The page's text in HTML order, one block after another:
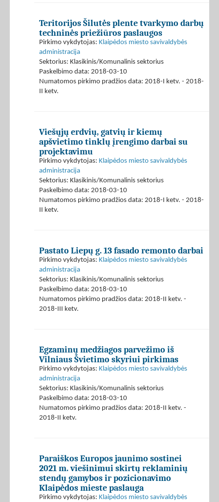
Teritorijos Šilutės plente tvarkymo darbų
techninės priežiūros paslaugos
Pirkimo vykdytojas: Klaipėdos miesto savivaldybės
administracija
Sektorius: Klasikinis/Komunalinis sektorius
Paskelbimo data: 2018-03-10
Numatomos pirkimo pradžios data: 2018-I ketv. - 2018-
II ketv.
Viešųjų erdvių, gatvių ir kiemų
apšvietimo tinklų įrengimo darbai su
projektavimu
Pirkimo vykdytojas: Klaipėdos miesto savivaldybės
administracija
Sektorius: Klasikinis/Komunalinis sektorius
Paskelbimo data: 2018-03-10
Numatomos pirkimo pradžios data: 2018-I ketv. - 2018-
II ketv.
Pastato Liepų g. 13 fasado remonto darbai
Pirkimo vykdytojas: Klaipėdos miesto savivaldybės
administracija
Sektorius: Klasikinis/Komunalinis sektorius
Paskelbimo data: 2018-03-10
Numatomos pirkimo pradžios data: 2018-II ketv. -
2018-III ketv.
Egzaminų medžiagos parvežimo iš
Vilniaus Švietimo skyriui pirkimas
Pirkimo vykdytojas: Klaipėdos miesto savivaldybės
administracija
Sektorius: Klasikinis/Komunalinis sektorius
Paskelbimo data: 2018-03-10
Numatomos pirkimo pradžios data: 2018-II ketv. -
2018-II ketv.
Paraiškos Europos jaunimo sostinei
2021 m. viešinimui skirtų reklaminių
stendų gamybos ir pozicionavimo
Klaipėdos mieste paslauga
Pirkimo vykdytojas: Klaipėdos miesto savivaldybės